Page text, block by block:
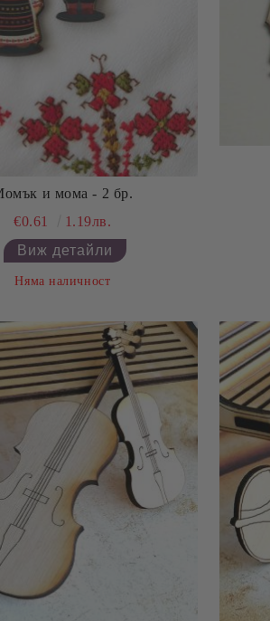
и мома - 2 бр.
€0.61
1.19лв.
Виж детайли
Няма наличност